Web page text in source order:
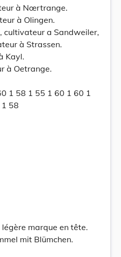
à Nœrtrange.
à Olingen.
cultivateur a Sandweiler,
à Strassen.
Kayl.
à Oetrange.
1 58 1 55 1 60 1 60 1
58
marque en tête.
mit Blümchen.